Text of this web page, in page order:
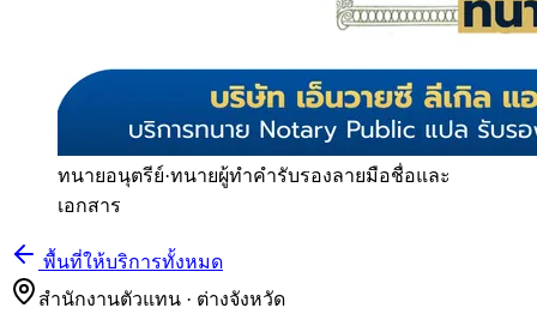
ทนายอนุตรีย์·ทนายผู้ทำคำรับรองลายมือชื่อและ
เอกสาร
พื้นที่ให้บริการทั้งหมด
สำนักงานตัวแทน · ต่างจังหวัด